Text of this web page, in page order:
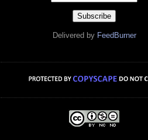
Delivered by FeedBurner